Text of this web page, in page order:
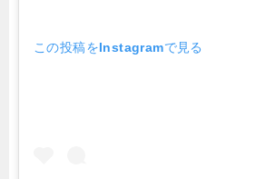
この投稿をInstagramで見る